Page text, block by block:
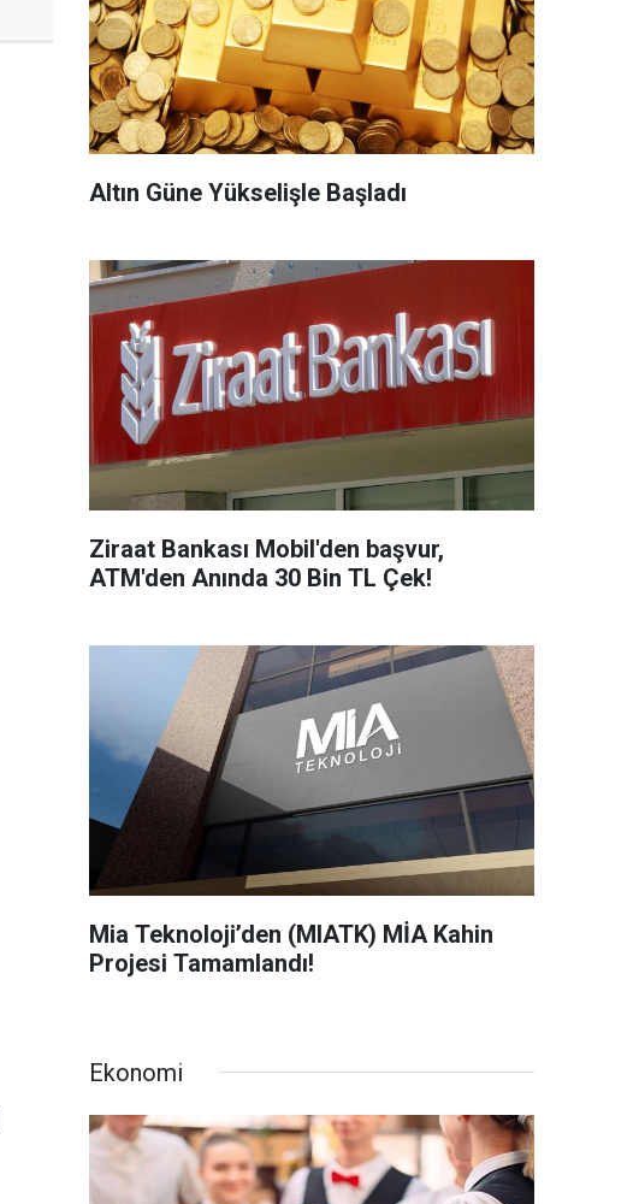
Altın Güne Yükselişle Başladı
Ziraat Bankası Mobil'den başvur,
ATM'den Anında 30 Bin TL Çek!
Mia Teknoloji’den (MIATK) MİA Kahin
Projesi Tamamlandı!
Ekonomi